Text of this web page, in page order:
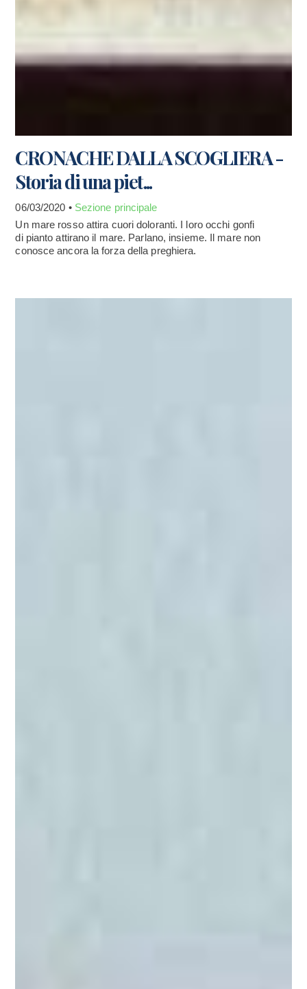
CRONACHE DALLA SCOGLIERA -
Storia di una piet...
06/03/2020 • Sezione principale
Un mare rosso attira cuori doloranti. I loro occhi gonfi
di pianto attirano il mare. Parlano, insieme. Il mare non
conosce ancora la forza della preghiera.